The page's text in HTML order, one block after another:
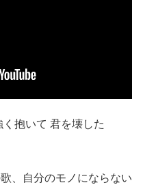
く抱いて 君を壊した
、自分のモノにならない